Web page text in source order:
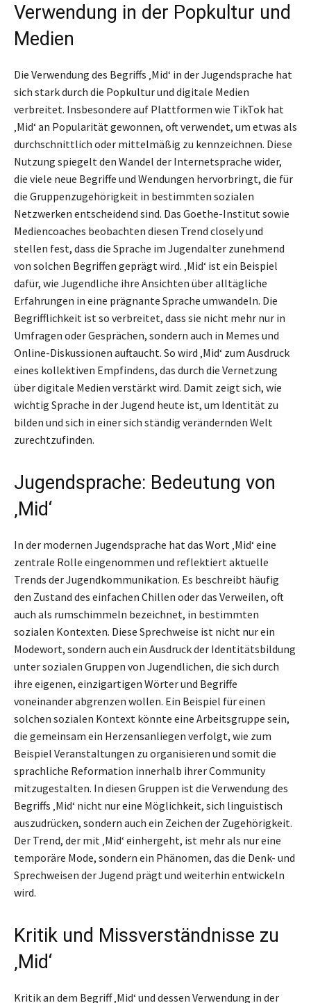
Verwendung in der Popkultur und
Medien
Die Verwendung des Begriffs ‚Mid‘ in der Jugendsprache hat
sich stark durch die Popkultur und digitale Medien
verbreitet. Insbesondere auf Plattformen wie TikTok hat
‚Mid‘ an Popularität gewonnen, oft verwendet, um etwas als
durchschnittlich oder mittelmäßig zu kennzeichnen. Diese
Nutzung spiegelt den Wandel der Internetsprache wider,
die viele neue Begriffe und Wendungen hervorbringt, die für
die Gruppenzugehörigkeit in bestimmten sozialen
Netzwerken entscheidend sind. Das Goethe-Institut sowie
Mediencoaches beobachten diesen Trend closely und
stellen fest, dass die Sprache im Jugendalter zunehmend
von solchen Begriffen geprägt wird. ‚Mid‘ ist ein Beispiel
dafür, wie Jugendliche ihre Ansichten über alltägliche
Erfahrungen in eine prägnante Sprache umwandeln. Die
Begrifflichkeit ist so verbreitet, dass sie nicht mehr nur in
Umfragen oder Gesprächen, sondern auch in Memes und
Online-Diskussionen auftaucht. So wird ‚Mid‘ zum Ausdruck
eines kollektiven Empfindens, das durch die Vernetzung
über digitale Medien verstärkt wird. Damit zeigt sich, wie
wichtig Sprache in der Jugend heute ist, um Identität zu
bilden und sich in einer sich ständig verändernden Welt
zurechtzufinden.
Jugendsprache: Bedeutung von
‚Mid‘
In der modernen Jugendsprache hat das Wort ‚Mid‘ eine
zentrale Rolle eingenommen und reflektiert aktuelle
Trends der Jugendkommunikation. Es beschreibt häufig
den Zustand des einfachen Chillen oder das Verweilen, oft
auch als rumschimmeln bezeichnet, in bestimmten
sozialen Kontexten. Diese Sprechweise ist nicht nur ein
Modewort, sondern auch ein Ausdruck der Identitätsbildung
unter sozialen Gruppen von Jugendlichen, die sich durch
ihre eigenen, einzigartigen Wörter und Begriffe
voneinander abgrenzen wollen. Ein Beispiel für einen
solchen sozialen Kontext könnte eine Arbeitsgruppe sein,
die gemeinsam ein Herzensanliegen verfolgt, wie zum
Beispiel Veranstaltungen zu organisieren und somit die
sprachliche Reformation innerhalb ihrer Community
mitzugestalten. In diesen Gruppen ist die Verwendung des
Begriffs ‚Mid‘ nicht nur eine Möglichkeit, sich linguistisch
auszudrücken, sondern auch ein Zeichen der Zugehörigkeit.
Der Trend, der mit ‚Mid‘ einhergeht, ist mehr als nur eine
temporäre Mode, sondern ein Phänomen, das die Denk- und
Sprechweisen der Jugend prägt und weiterhin entwickeln
wird.
Kritik und Missverständnisse zu
‚Mid‘
Kritik an dem Begriff ‚Mid‘ und dessen Verwendung in der